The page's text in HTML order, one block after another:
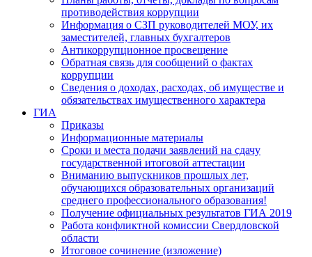
противодействия коррупции
Информация о СЗП руководителей МОУ, их
заместителей, главных бухгалтеров
Антикоррупционное просвещение
Обратная связь для сообщений о фактах
коррупции
Сведения о доходах, расходах, об имуществе и
обязательствах имущественного характера
ГИА
Приказы
Информационные материалы
Сроки и места подачи заявлений на сдачу
государственной итоговой аттестации
Вниманию выпускников прошлых лет,
обучающихся образовательных организаций
среднего профессионального образования!
Получение официальных результатов ГИА 2019
Работа конфликтной комиссии Свердловской
области
Итоговое сочинение (изложение)